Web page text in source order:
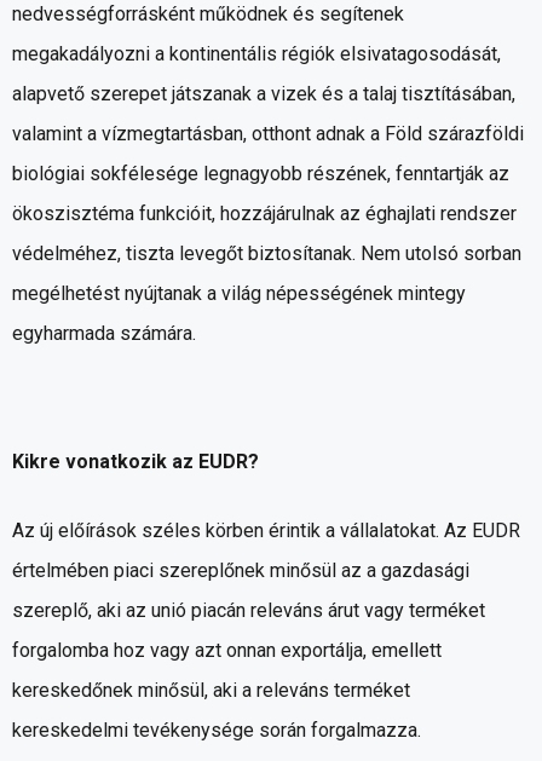
nedvességforrásként működnek és segítenek
megakadályozni a kontinentális régiók elsivatagosodását,
alapvető szerepet játszanak a vizek és a talaj tisztításában,
valamint a vízmegtartásban, otthont adnak a Föld szárazföldi
biológiai sokfélesége legnagyobb részének, fenntartják az
ökoszisztéma funkcióit, hozzájárulnak az éghajlati rendszer
védelméhez, tiszta levegőt biztosítanak. Nem utolsó sorban
megélhetést nyújtanak a világ népességének mintegy
egyharmada számára.
Kikre vonatkozik az EUDR?
Az új előírások széles körben érintik a vállalatokat. Az EUDR
értelmében piaci szereplőnek minősül az a gazdasági
szereplő, aki az unió piacán releváns árut vagy terméket
forgalomba hoz vagy azt onnan exportálja, emellett
kereskedőnek minősül, aki a releváns terméket
kereskedelmi tevékenysége során forgalmazza.